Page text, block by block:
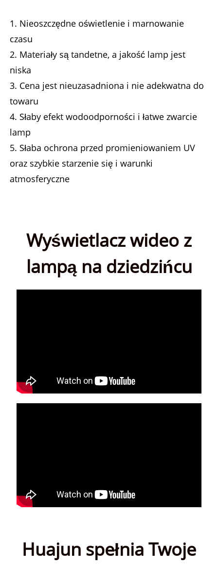
1. Nieoszczędne oświetlenie i marnowanie
czasu
2. Materiały są tandetne, a jakość lamp jest
niska
3. Cena jest nieuzasadniona i nie adekwatna do
towaru
4. Słaby efekt wodoodporności i łatwe zwarcie
lamp
5. Słaba ochrona przed promieniowaniem UV
oraz szybkie starzenie się i warunki
atmosferyczne
Wyświetlacz wideo z
lampą na dziedzińcu
Huajun spełnia Twoje